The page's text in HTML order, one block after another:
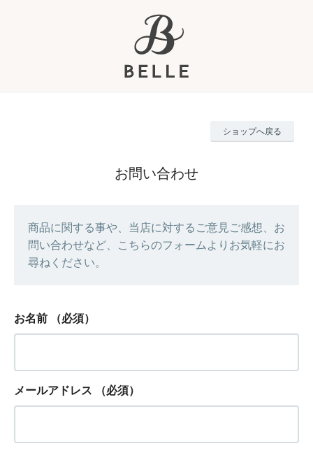
ショップへ戻る
お問い合わせ
商品に関する事や、当店に対するご意見ご感想、お
問い合わせなど、こちらのフォームよりお気軽にお
尋ねください。
お名前 （必須）
メールアドレス （必須）